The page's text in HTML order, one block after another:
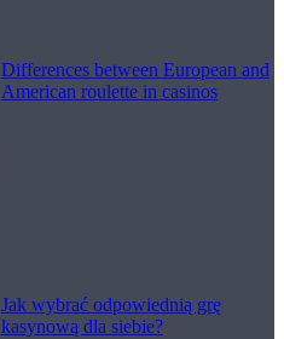
Differences between European and
American roulette in casinos
Jak wybrać odpowiednią grę
kasynową dla siebie?